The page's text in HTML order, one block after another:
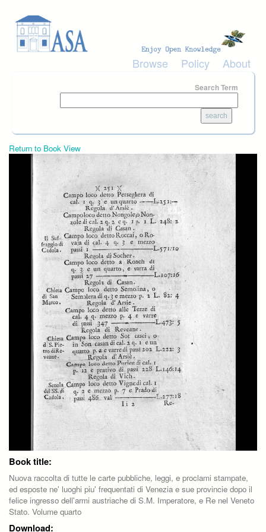
Browse Policy About
Search Term
Return to Book View
Book title:
Nuova raccolta di tutte le carte pubbliche, leggi, e proclami stampate,
ed esposte ne' luoghi piu' frequentati di Venezia e sue provincie dopo il
felice ingresso dell'armi austriache di S.M. Imperatore, e Re nel Veneto
Stato. Volume quarto
Download: